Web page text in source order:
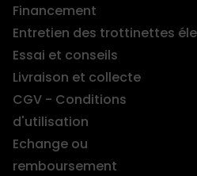
Financement
Entretien des trottinettes
Essai et conseils
Livraison et collecte
CGV - Conditions
d'utilisation
Echange ou
remboursement